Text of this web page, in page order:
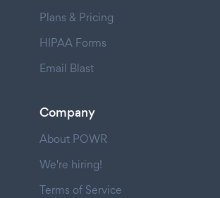
Plans & Pricing
HIPAA Forms
Email Blast
Company
About POWR
We're hiring!
Terms of Service